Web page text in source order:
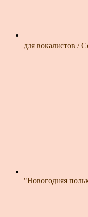
для вокалистов /
"Новогодняя